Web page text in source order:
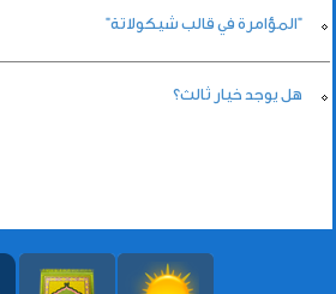
"المؤامرة في قالب شيكولاتة"
هل يوجد خيار ثالث؟